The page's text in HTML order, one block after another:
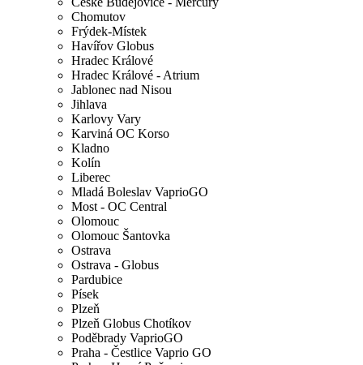
Chomutov
Frýdek-Místek
Havířov Globus
Hradec Králové
Hradec Králové - Atrium
Jablonec nad Nisou
Jihlava
Karlovy Vary
Karviná OC Korso
Kladno
Kolín
Liberec
Mladá Boleslav VaprioGO
Most - OC Central
Olomouc
Olomouc Šantovka
Ostrava
Ostrava - Globus
Pardubice
Písek
Plzeň
Plzeň Globus Chotíkov
Poděbrady VaprioGO
Praha - Čestlice Vaprio GO